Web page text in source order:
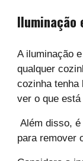
Iluminação
A iluminação
qualquer
cozinha
ver o que está
Além disso,
para remover